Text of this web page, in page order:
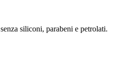
siliconi, parabeni e petrolati.